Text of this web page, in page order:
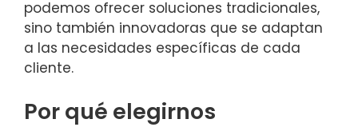
podemos ofrecer soluciones tradicionales,
sino también innovadoras que se adaptan
a las necesidades específicas de cada
cliente.
Por qué elegirnos